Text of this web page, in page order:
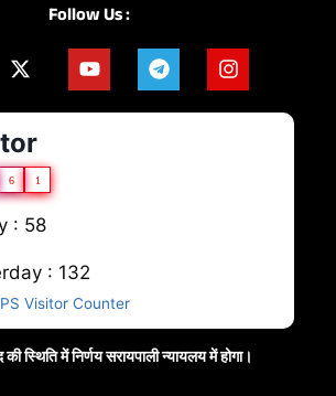
Follow Us :
6 1
: 58
: 132
Visitor Counter
की स्थिति में निर्णय सरायपाली न्यायलय में होगा।